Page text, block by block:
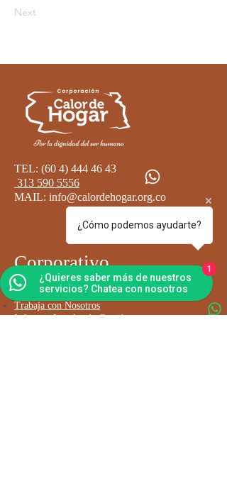
Next
TEL: (60 4) 444 46 43
313 590 5556
MAIL: info@calordehogar.org.co
Corporativo
Go
bierno Corporativo
Trabaja con Nosotros
Informes Legal y de Gestión
¿Cómo podemos ayudarte?
¿Quieres saber más de nuestros
servicios? Chatea con nosotros
1